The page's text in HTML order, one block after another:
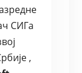
СИГа
,